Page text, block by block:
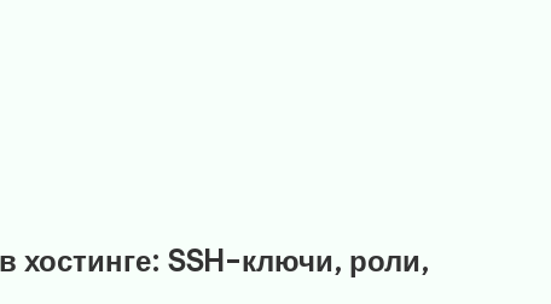
хостинге: SSH-ключи, роли,